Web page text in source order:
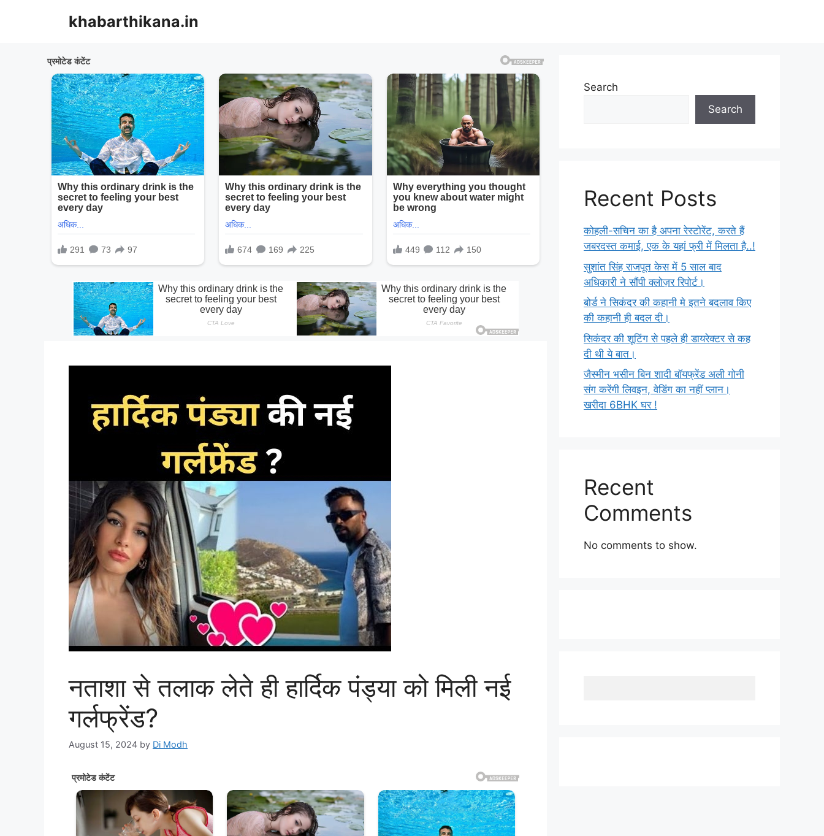
khabarthikana.in
नताशा से तलाक लेते ही हार्दिक पंड्या को मिली नई
गर्लफ्रेंड?
August 15, 2024 by Di Modh
Search
Search
Recent Posts
कोहली-सचिन का है अपना रेस्टोरेंट, करते हैं
जबरदस्त कमाई, एक के यहां फ्री में मिलता है..!
सुशांत सिंह राजपूत केस में 5 साल बाद
अधिकारी ने सौंपी क्लोज़र रिपोर्ट।
बोर्ड ने सिकंदर की कहानी मे इतने बदलाव किए
की कहानी ही बदल दी।
सिकंदर की शूटिंग से पहले ही डायरेक्टर से कह
दी थी ये बात।
जैस्मीन भसीन बिन शादी बॉयफ्रेंड अली गोनी
संग करेंगी लिवइन, वेडिंग का नहीं प्लान।
खरीदा 6BHK घर !
Recent
Comments
No comments to show.